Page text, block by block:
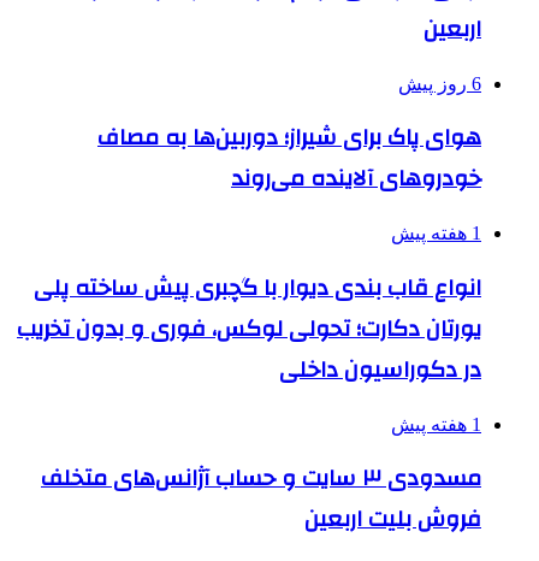
اربعین
6 روز پیش
هوای پاک برای شیراز؛ دوربین‌ها به مصاف
خودروهای آلاینده می‌روند
1 هفته پیش
انواع قاب بندی دیوار با گچبری پیش ساخته پلی
یورتان دکارت؛ تحولی لوکس، فوری و بدون تخریب
در دکوراسیون داخلی
1 هفته پیش
مسدودی ۳ سایت و حساب آژانس‌های متخلف
فروش بلیت اربعین